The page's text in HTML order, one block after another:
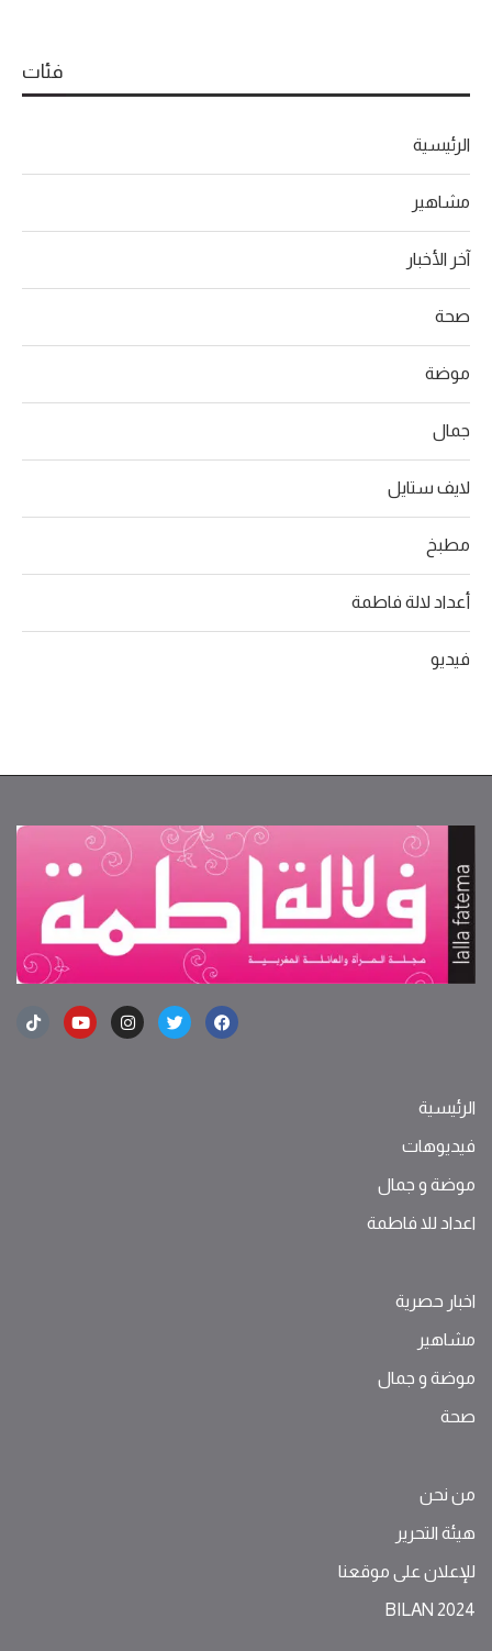
فئات
الرئيسية
مشاهير
آخر الأخبار
صحة
موضة
جمال
لايف ستايل
مطبخ
أعداد لالة فاطمة
فيديو
الرئيسية
فيديوهات
موضة ‫و‬ ‫‬‫جمال‬
اعداد للا فاطمة
اخبار حصرية
مشاهير
موضة ‫و‬ ‫‬‫جمال‬
صحة
من نحن
هيئة التحرير
للإعلان على موقعنا
BILAN 2024